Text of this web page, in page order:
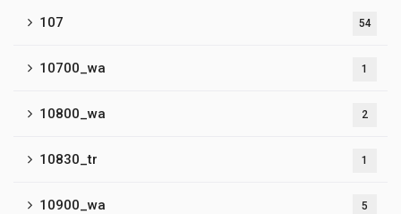
107 54
10700_wa 1
10800_wa 2
10830_tr 1
10900_wa 5